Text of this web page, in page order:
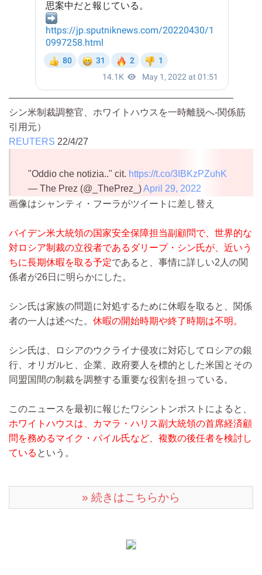
————————————————————————
シン米制裁調整官、ホワイトハウスを一時離脱へ-関係筋
引用元）
REUTERS 22/4/27
"Oddio che notizia.." cit. https://t.co/3IBKzPZuhK
— The Prez (@_ThePrez_)April 29, 2022
画像はシャンティ・フーラがツイートに差し替え
バイデン米大統領の国家安全保障担当副顧問で、世界的な
対ロシア制裁の立役者であるダリープ・シン氏が、近いう
ちに長期休暇を取る予定であると、事情に詳しい2人の関
係者が26日に明らかにした。
シン氏は家族の問題に対処するために休暇を取ると、関係
者の一人は述べた。 休暇の開始時期や終了時期は不明。
シン氏は、ロシアのウクライナ侵攻に対応してロシアの銀
行、オリガルヒ、企業、政府要人を標的とした米国とその
同盟国間の制裁を調整する重要な役割を担っている。
このニュースを最初に報じたワシントンポストによると、
ホワイトハウスは、カマラ・ハリス副大統領の首席経済顧
問を務めるマイク・パイル氏など、複数の後任者を検討し
ている という。
» 続きはこちらから